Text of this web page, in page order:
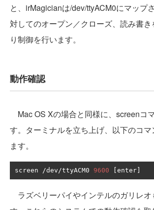
と、irMagicianは/dev/ttyACM0にマップ
対してのオープン／クローズ、読み書き
り制御を行います。
動作確認
Mac OS Xの場合と同様に、screenコ
す。ターミナルを立ち上げ、以下のコマ
ます。
screen /dev/ttyACM0 9600 enter
ラズベリーパイやインテルのガリレ